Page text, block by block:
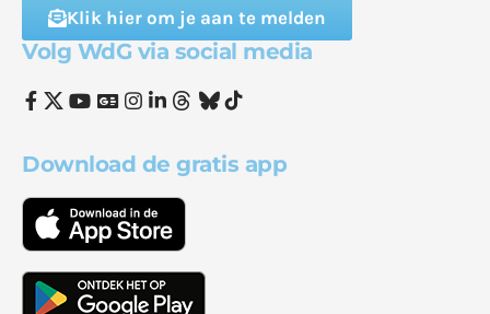
Klik hier om je aan te melden
Volg WdG via social media
Download de gratis app